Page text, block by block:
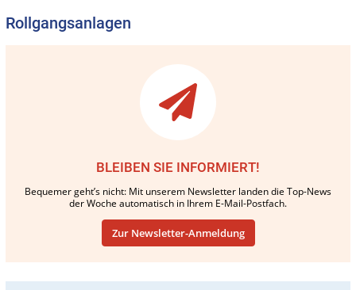
Rollgangsanlagen
BLEIBEN SIE INFORMIERT!
Bequemer geht’s nicht: Mit unserem Newsletter landen die Top-News
der Woche automatisch in Ihrem E-Mail-Postfach.
Zur Newsletter-Anmeldung